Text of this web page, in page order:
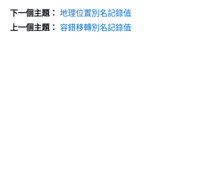
下一個主題： 地理位置別名記錄值
上一個主題： 容錯移轉別名記錄值